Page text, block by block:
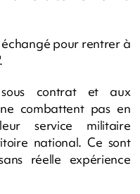
pour rentrer à
contrat et aux
ne combattent pas en
service militaire
national. Ce sont
réelle expérience